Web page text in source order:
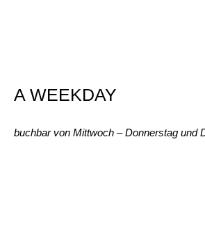
A WEEKDAY
buchbar von Mittwoch – Donnerstag und